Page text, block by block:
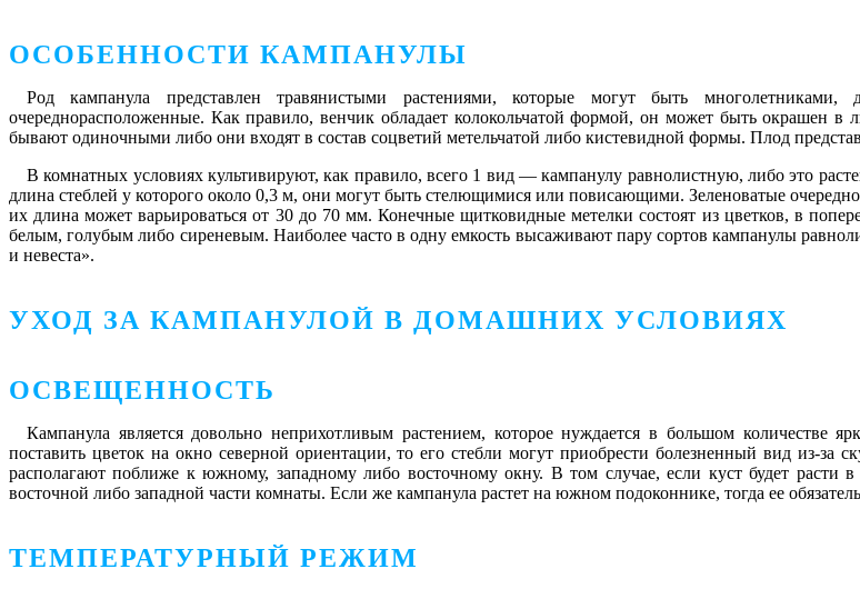
ОСОБЕННОСТИ КАМПАНУЛЫ
Род кампанула представлен травянистыми растениями, которые могут быть
очереднорасположенные. Как правило, венчик обладает колокольчатой формой, он может быть окрашен
бывают одиночными либо они входят в состав соцветий метельчатой либо кистевидной формы. Плод
В комнатных условиях культивируют, как правило, всего 1 вид ― кампанулу равнолистную, либо это
длина стеблей у которого около 0,3 м, они могут быть стелющимися или повисающими. Зеленоватые
их длина может варьироваться от 30 до 70 мм. Конечные щитковидные метелки состоят из цветков, в
белым, голубым либо сиреневым. Наиболее часто в одну емкость высаживают пару сортов кампанулы
и невеста».
УХОД ЗА КАМПАНУЛОЙ В ДОМАШНИХ УСЛОВИЯХ
ОСВЕЩЕННОСТЬ
Кампанула является довольно неприхотливым растением, которое нуждается в большом количестве
поставить цветок на окно северной ориентации, то его стебли могут приобрести болезненный вид из-за
располагают поближе к южному, западному либо восточному окну. В том случае, если куст будет
восточной либо западной части комнаты. Если же кампанула растет на южном подоконнике, тогда ее
ТЕМПЕРАТУРНЫЙ РЕЖИМ